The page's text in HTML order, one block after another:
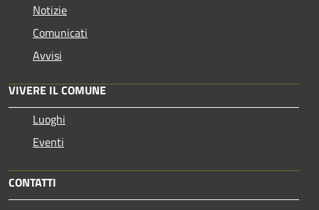
Notizie
Comunicati
Avvisi
VIVERE IL COMUNE
Luoghi
Eventi
CONTATTI